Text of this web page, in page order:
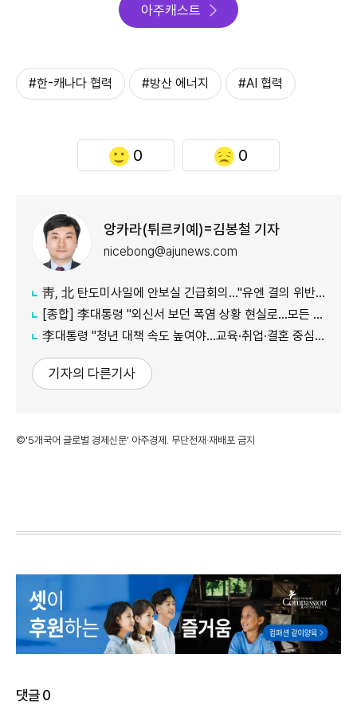
아주캐스트
#한-캐나다 협력 #방산 에너지 #AI 협력
0 0
앙카라(튀르키예)=김봉철 기자
nicebong@ajunews.com
靑, 北 탄도미사일에 안보실 긴급회의…"유엔 결의 위반, 즉각 중단 촉구"
[종합] 李대통령 "외신서 보던 폭염 상황 현실로…모든 행정력 총동원하라"
李대통령 "청년 대책 속도 높여야…교육·취업·결혼 중심 정책 재편"
기자의 다른기사
©'5개국어 글로벌 경제신문' 아주경제. 무단전재·재배포 금지
댓글0